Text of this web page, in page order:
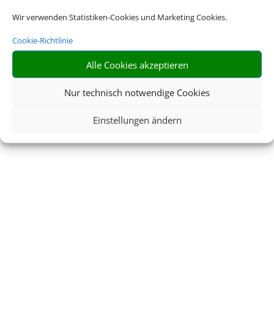
Wir verwenden Statistiken-Cookies und Marketing Cookies.
Cookie-Richtlinie
Alle Cookies akzeptieren
Nur technisch notwendige Cookies
Einstellungen ändern